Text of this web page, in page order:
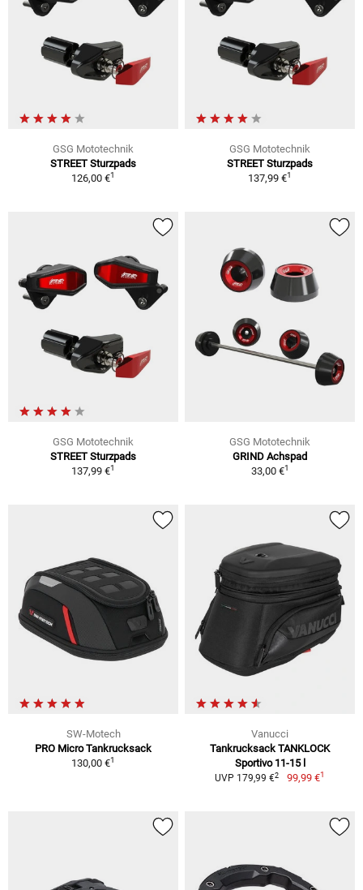
GSG Mototechnik
STREET Sturzpads
126,00 €1
GSG Mototechnik
STREET Sturzpads
137,99 €1
GSG Mototechnik
STREET Sturzpads
137,99 €1
GSG Mototechnik
GRIND Achspad
33,00 €1
SW-Motech
PRO Micro Tankrucksack
130,00 €1
Vanucci
Tankrucksack TANKLOCK
Sportivo 11-15 l
UVP 179,99 €2 99,99 €1